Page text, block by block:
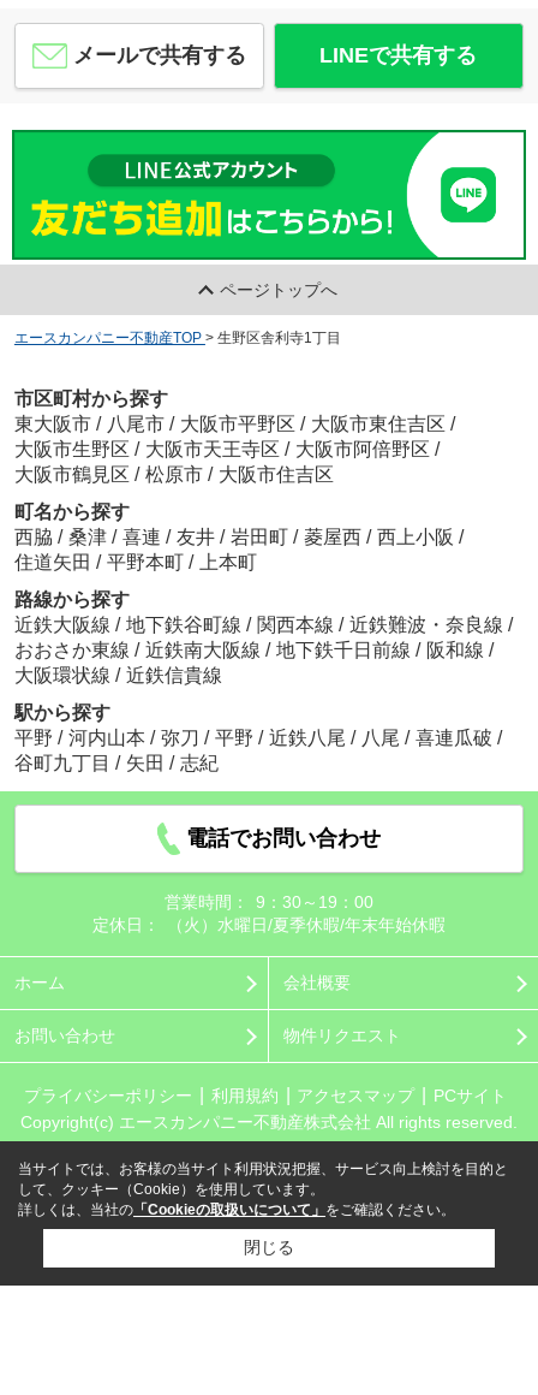
メールで共有する LINEで共有する
ページトップへ
エースカンパニー不動産TOP > 生野区舎利寺1丁目
市区町村から探す
東大阪市 / 八尾市 / 大阪市平野区 / 大阪市東住吉区 /
大阪市生野区 / 大阪市天王寺区 / 大阪市阿倍野区 /
大阪市鶴見区 / 松原市 / 大阪市住吉区
町名から探す
西脇 / 桑津 / 喜連 / 友井 / 岩田町 / 菱屋西 / 西上小阪 /
住道矢田 / 平野本町 /
上本町
路線から探す
近鉄大阪線 / 地下鉄谷町線 / 関西本線 / 近鉄難波・奈良線 /
おおさか東線 / 近鉄南大阪線 / 地下鉄千日前線 / 阪和線 /
大阪環状線 / 近鉄信貴線
駅から探す
平野 / 河内山本 / 弥刀 / 平野 / 近鉄八尾 / 八尾 / 喜連瓜破 /
谷町九丁目 / 矢田 / 志紀
電話でお問い合わせ
営業時間：
9：30～19：00
定休日：
（火）水曜日/夏季休暇/年末年始休暇
ホーム 会社概要
お問い合わせ 物件リクエスト
プライバシーポリシー 利用規約 アクセスマップ
PCサイト
Copyright(c) エースカンパニー不動産株式会社 All rights reserved.
当サイトでは、お客様の当サイト利用状況把握、サービス向上検討を目的と
して、クッキー（Cookie）を使用しています。
詳しくは、当社の 「Cookieの取扱いについて」 をご確認ください。
閉じる